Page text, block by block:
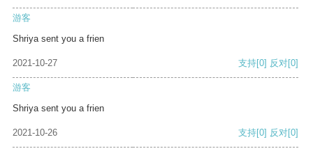
游客
Shriya sent you a frien
2021-10-27 支持[0] 反对[0]
游客
Shriya sent you a frien
2021-10-26 支持[0] 反对[0]